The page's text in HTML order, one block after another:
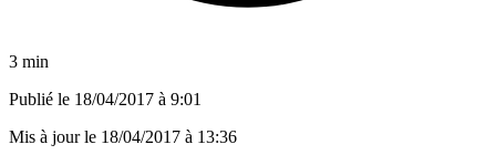
3 min
Publié le 18/04/2017 à 9:01
Mis à jour le 18/04/2017 à 13:36